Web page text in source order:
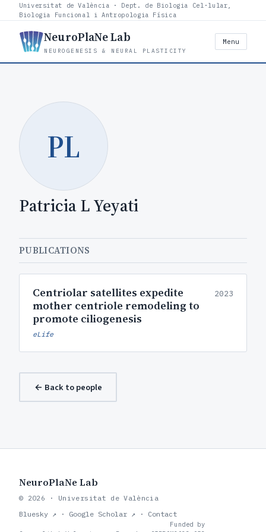
Universitat de València · Dept. de Biologia Cel·lular,
Biologia Funcional i Antropologia Física
NeuroPlaNe Lab
NEUROGENESIS & NEURAL PLASTICITY
Menu
PL
Patricia L Yeyati
PUBLICATIONS
Centriolar satellites expedite
mother centriole remodeling to
promote ciliogenesis
2023
eLife
← Back to people
NeuroPlaNe Lab
© 2026 · Universitat de València
Bluesky ↗ · Google Scholar ↗ · Contact
Funded by